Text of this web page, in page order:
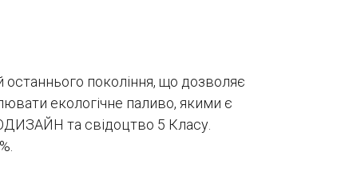
останнього покоління, що дозволяє
екологічне паливо, якими є
та свідоцтво 5 Класу.